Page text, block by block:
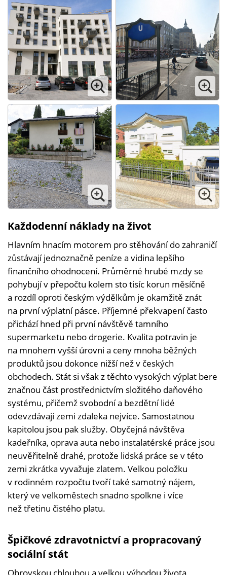
Každodenní náklady na život
Hlavním hnacím motorem pro stěhování do zahraničí
zůstávají jednoznačně peníze a vidina lepšího
finančního ohodnocení. Průměrné hrubé mzdy se
pohybují v přepočtu kolem sto tisíc korun měsíčně
a rozdíl oproti českým výdělkům je okamžitě znát
na první výplatní pásce. Příjemné překvapení často
přichází hned při první návštěvě tamního
supermarketu nebo drogerie. Kvalita potravin je
na mnohem vyšší úrovni a ceny mnoha běžných
produktů jsou dokonce nižší než v českých
obchodech. Stát si však z těchto vysokých výplat bere
značnou část prostřednictvím složitého daňového
systému, přičemž svobodní a bezdětní lidé
odevzdávají zemi zdaleka nejvíce. Samostatnou
kapitolou jsou pak služby. Obyčejná návštěva
kadeřníka, oprava auta nebo instalatérské práce jsou
neuvěřitelně drahé, protože lidská práce se v této
zemi zkrátka vyvažuje zlatem. Velkou položku
v rodinném rozpočtu tvoří také samotný nájem,
který ve velkoměstech snadno spolkne i více
než třetinu čistého platu.
Špičkové zdravotnictví a propracovaný
sociální stát